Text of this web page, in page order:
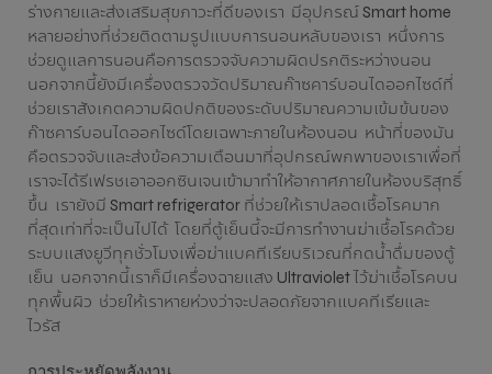
ร่างกายและส่งเสริมสุขภาวะที่ดีของเรา มีอุปกรณ์ Smart home
หลายอย่างที่ช่วยติดตามรูปแบบการนอนหลับของเรา หนึ่งการ
ช่วยดูแลการนอนคือการตรวจจับความผิดปรกติระหว่างนอน
นอกจากนี้ยังมีเครื่องตรวจวัดปริมาณก๊าซคาร์บอนไดออกไซด์ที่
ช่วยเราสังเกตความผิดปกติของระดับปริมาณความเข้มข้นของ
ก๊าซคาร์บอนไดออกไซด์โดยเฉพาะภายในห้องนอน หน้าที่ของมัน
คือตรวจจับและส่งข้อความเตือนมาที่อุปกรณ์พกพาของเราเพื่อที่
เราจะได้รีเฟรชเอาออกซินเจนเข้ามาทำให้อากาศภายในห้องบริสุทธิ์
ขึ้น เรายังมี Smart refrigerator ที่ช่วยให้เราปลอดเชื้อโรคมาก
ที่สุดเท่าที่จะเป็นไปได้ โดยที่ตู้เย็นนี้จะมีการทำงานฆ่าเชื้อโรคด้วย
ระบบแสงยูวีทุกชั่วโมงเพื่อฆ่าแบคทีเรียบริเวณที่กดน้ำดื่มของตู้
เย็น นอกจากนี้เราก็มีเครื่องฉายแสง Ultraviolet ไว้ฆ่าเชื้อโรคบน
ทุกพื้นผิว ช่วยให้เราหายห่วงว่าจะปลอดภัยจากแบคทีเรียและ
ไวรัส